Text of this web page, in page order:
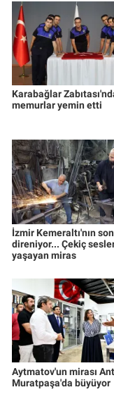
Karabağlar
memurlar yemin etti
İzmir Kemeraltı'nın
direniyor... Çekiç
yaşayan miras
Aytmatov'un mirası
Muratpaşa'da büyüyor